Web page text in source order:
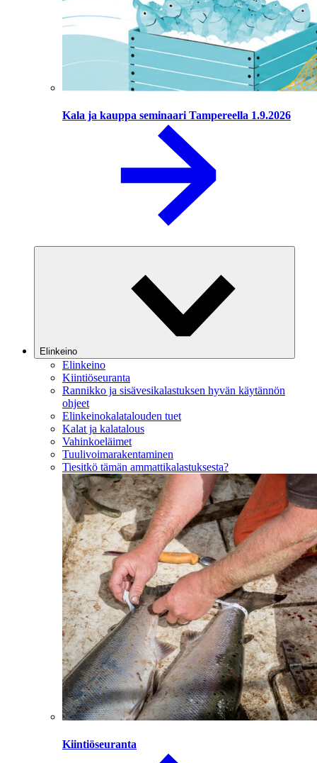
Kala ja kauppa seminaari Tampereella 1.9.2026
Elinkeino
Elinkeino
Kiintiöseuranta
Rannikko ja sisävesikalastuksen hyvän käytännön
ohjeet
Elinkeinokalatalouden tuet
Kalat ja kalatalous
Vahinkoeläimet
Tuulivoimarakentaminen
Tiesitkö tämän ammattikalastuksesta?
Kiintiöseuranta